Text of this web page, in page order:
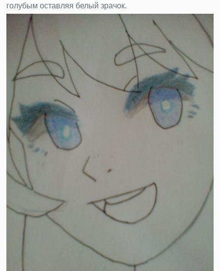
голубым оставляя белый зрачок.